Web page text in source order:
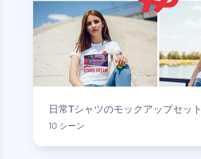
日常Tシャツのモックアップセット
10 シーン